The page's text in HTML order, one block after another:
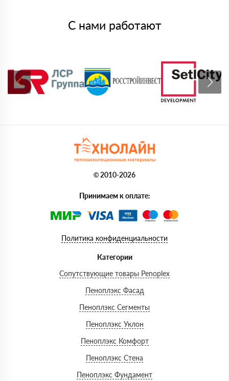
С нами работают
© 2010-2026
Принимаем к оплате:
Политика конфиденциальности
Категории
Сопутствующие товары Penoplex
Пеноплэкс Фасад
Пеноплэкс Сегменты
Пеноплэкс Уклон
Пеноплэкс Комфорт
Пеноплэкс Стена
Пеноплэкс Фундамент